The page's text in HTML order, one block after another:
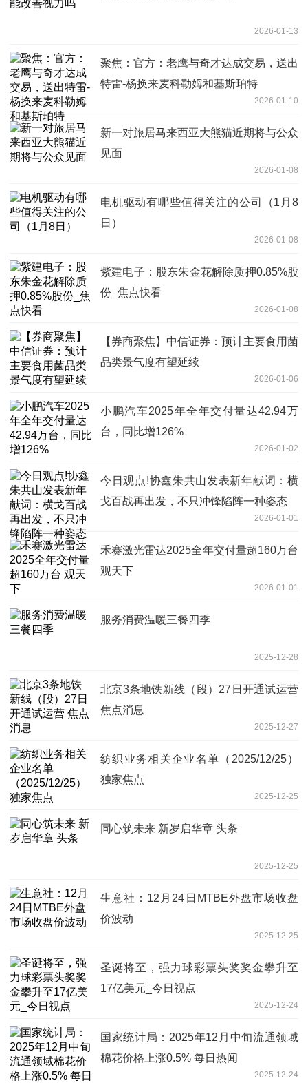
2026-01-13
聚焦：官方：老鹰与奇才达成交易，送出
特雷-杨换来麦科勒姆和基斯珀特
2026-01-10
新一对旅居马来西亚大熊猫近期将与公众
见面
2026-01-08
电机驱动有哪些值得关注的公司（1月8
日）
2026-01-08
紫建电子：股东朱金花解除质押0.85%股
份_焦点快看
2026-01-08
【券商聚焦】中信证券：预计主要食用菌
品类景气度有望延续
2026-01-06
小鹏汽车2025年全年交付量达42.94万
台，同比增126%
2026-01-02
今日观点!协鑫朱共山发表新年献词：横
戈百战再出发，不只冲锋陷阵一种姿态
2026-01-01
禾赛激光雷达2025全年交付量超160万台
观天下
2026-01-01
服务消费温暖三餐四季
2025-12-28
北京3条地铁新线（段）27日开通试运营
焦点消息
2025-12-27
纺织业务相关企业名单（2025/12/25）
独家焦点
2025-12-25
同心筑未来 新岁启华章 头条
2025-12-25
生意社：12月24日MTBE外盘市场收盘
价波动
2025-12-25
圣诞将至，强力球彩票头奖奖金攀升至
17亿美元_今日视点
2025-12-24
国家统计局：2025年12月中旬流通领域
棉花价格上涨0.5% 每日热闻
2025-12-24